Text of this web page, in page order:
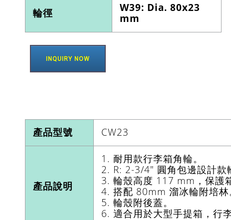
輪徑
W39: Dia. 80x23
mm
INQUIRY NOW
產品型號 CW23
產品說明
1. 耐用款行李箱角輪。
2. R: 2-3/4" 圓角包邊設計款
3. 輪殼高度 117 mm，保護
4. 搭配 80mm 溜冰輪附培林
5. 輪殼附後蓋。
6. 適合用於大型手提箱，行李